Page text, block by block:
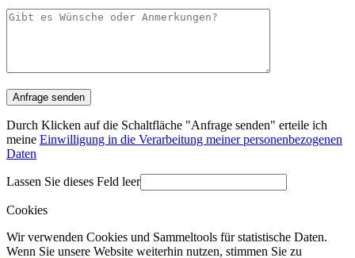
Durch Klicken auf die Schaltfläche "Anfrage senden" erteile ich
meine Einwilligung in die Verarbeitung meiner personenbezogenen
Daten
Lassen Sie dieses Feld leer
Cookies
Wir verwenden Cookies und Sammeltools für statistische Daten.
Wenn Sie unsere Website weiterhin nutzen, stimmen Sie zu